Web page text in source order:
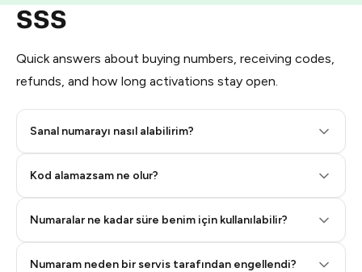
SSS
Quick answers about buying numbers, receiving codes,
refunds, and how long activations stay open.
Sanal numarayı nasıl alabilirim?
Kod alamazsam ne olur?
Numaralar ne kadar süre benim için kullanılabilir?
Numaram neden bir servis tarafından engellendi?
Step 2: Buy Stars in Telegram